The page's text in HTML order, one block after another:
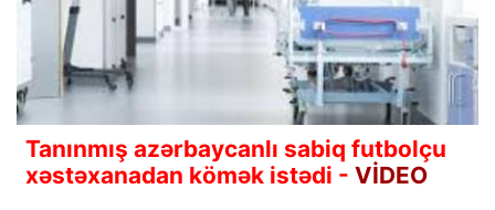
Tanınmış azərbaycanlı sabiq futbolçu
xəstəxanadan kömək istədi - VİDEO